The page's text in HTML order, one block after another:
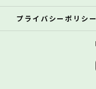
プライバシーポリシー